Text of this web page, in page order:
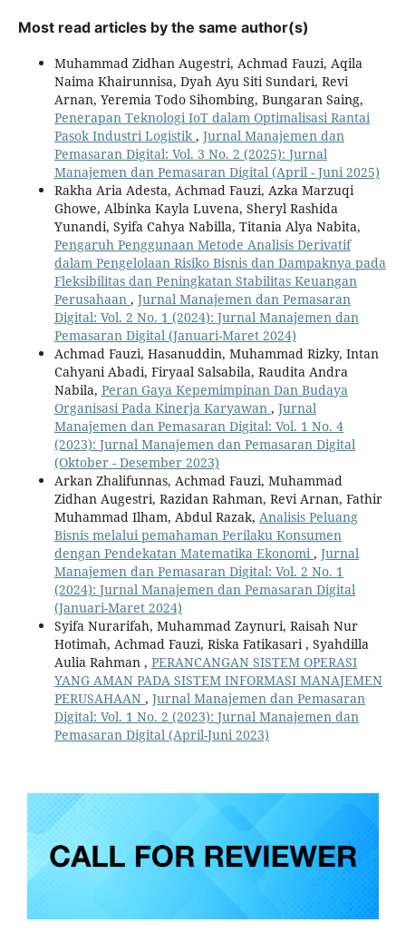
Most read articles by the same author(s)
Muhammad Zidhan Augestri, Achmad Fauzi, Aqila
Naima Khairunnisa, Dyah Ayu Siti Sundari, Revi
Arnan, Yeremia Todo Sihombing, Bungaran Saing,
Penerapan Teknologi IoT dalam Optimalisasi Rantai
Pasok Industri Logistik , Jurnal Manajemen dan
Pemasaran Digital: Vol. 3 No. 2 (2025): Jurnal
Manajemen dan Pemasaran Digital (April - Juni 2025)
Rakha Aria Adesta, Achmad Fauzi, Azka Marzuqi
Ghowe, Albinka Kayla Luvena, Sheryl Rashida
Yunandi, Syifa Cahya Nabilla, Titania Alya Nabita,
Pengaruh Penggunaan Metode Analisis Derivatif
dalam Pengelolaan Risiko Bisnis dan Dampaknya pada
Fleksibilitas dan Peningkatan Stabilitas Keuangan
Perusahaan , Jurnal Manajemen dan Pemasaran
Digital: Vol. 2 No. 1 (2024): Jurnal Manajemen dan
Pemasaran Digital (Januari-Maret 2024)
Achmad Fauzi, Hasanuddin, Muhammad Rizky, Intan
Cahyani Abadi, Firyaal Salsabila, Raudita Andra
Nabila, Peran Gaya Kepemimpinan Dan Budaya
Organisasi Pada Kinerja Karyawan , Jurnal
Manajemen dan Pemasaran Digital: Vol. 1 No. 4
(2023): Jurnal Manajemen dan Pemasaran Digital
(Oktober - Desember 2023)
Arkan Zhalifunnas, Achmad Fauzi, Muhammad
Zidhan Augestri, Razidan Rahman, Revi Arnan, Fathir
Muhammad Ilham, Abdul Razak, Analisis Peluang
Bisnis melalui pemahaman Perilaku Konsumen
dengan Pendekatan Matematika Ekonomi, Jurnal
Manajemen dan Pemasaran Digital: Vol. 2 No. 1
(2024): Jurnal Manajemen dan Pemasaran Digital
(Januari-Maret 2024)
Syifa Nurarifah, Muhammad Zaynuri, Raisah Nur
Hotimah, Achmad Fauzi, Riska Fatikasari , Syahdilla
Aulia Rahman , PERANCANGAN SISTEM OPERASI
YANG AMAN PADA SISTEM INFORMASI MANAJEMEN
PERUSAHAAN , Jurnal Manajemen dan Pemasaran
Digital: Vol. 1 No. 2 (2023): Jurnal Manajemen dan
Pemasaran Digital (April-Juni 2023)